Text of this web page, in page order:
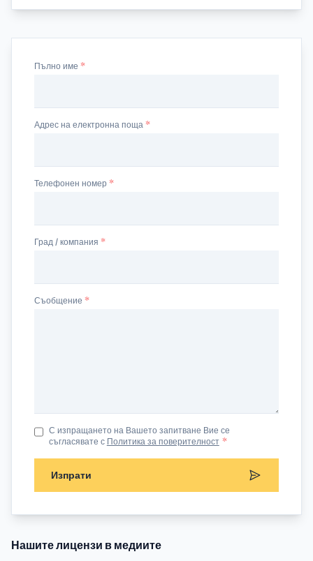
Съобщение
Пълно име
Адрес на електронна поща
Телефонен номер
Град / компания
С изпращането на Вашето запитване Вие се
съгласявате с Политика за поверителност *
Изпрати
Нашите лицензи в медиите